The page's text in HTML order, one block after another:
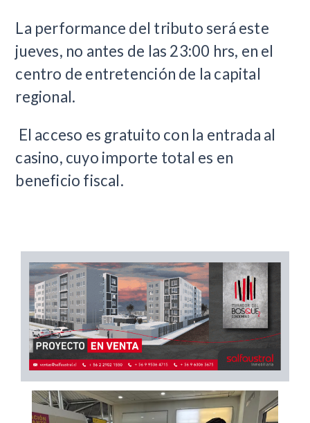
La performance del tributo será este
jueves, no antes de las 23:00 hrs, en el
centro de entretención de la capital
regional.
El acceso es gratuito con la entrada al
casino, cuyo importe total es en
beneficio fiscal.